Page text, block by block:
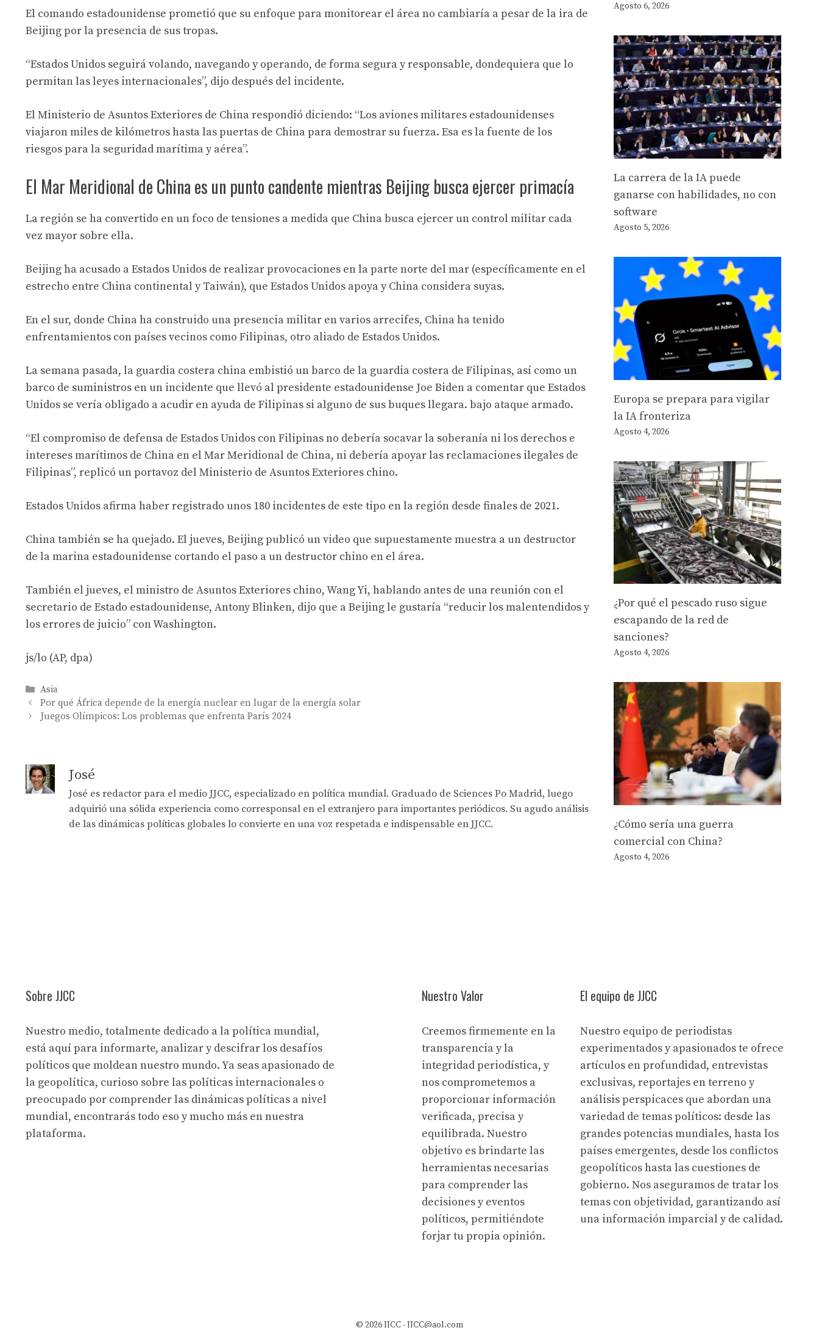
El comando estadounidense prometió que su enfoque para monitorear el área no cambiaría a pesar de la ira de
Beijing por la presencia de sus tropas.
“Estados Unidos seguirá volando, navegando y operando, de forma segura y responsable, dondequiera que lo
permitan las leyes internacionales”, dijo después del incidente.
El Ministerio de Asuntos Exteriores de China respondió diciendo: “Los aviones militares estadounidenses
viajaron miles de kilómetros hasta las puertas de China para demostrar su fuerza. Esa es la fuente de los
riesgos para la seguridad marítima y aérea”.
El Mar Meridional de China es un punto candente mientras Beijing busca ejercer primacía
La región se ha convertido en un foco de tensiones a medida que China busca ejercer un control militar cada
vez mayor sobre ella.
Beijing ha acusado a Estados Unidos de realizar provocaciones en la parte norte del mar (específicamente en el
estrecho entre China continental y Taiwán), que Estados Unidos apoya y China considera suyas.
En el sur, donde China ha construido una presencia militar en varios arrecifes, China ha tenido
enfrentamientos con países vecinos como Filipinas, otro aliado de Estados Unidos.
La semana pasada, la guardia costera china embistió un barco de la guardia costera de Filipinas, así como un
barco de suministros en un incidente que llevó al presidente estadounidense Joe Biden a comentar que Estados
Unidos se vería obligado a acudir en ayuda de Filipinas si alguno de sus buques llegara. bajo ataque armado.
“El compromiso de defensa de Estados Unidos con Filipinas no debería socavar la soberanía ni los derechos e
intereses marítimos de China en el Mar Meridional de China, ni debería apoyar las reclamaciones ilegales de
Filipinas”, replicó un portavoz del Ministerio de Asuntos Exteriores chino.
Estados Unidos afirma haber registrado unos 180 incidentes de este tipo en la región desde finales de 2021.
China también se ha quejado. El jueves, Beijing publicó un video que supuestamente muestra a un destructor
de la marina estadounidense cortando el paso a un destructor chino en el área.
También el jueves, el ministro de Asuntos Exteriores chino, Wang Yi, hablando antes de una reunión con el
secretario de Estado estadounidense, Antony Blinken, dijo que a Beijing le gustaría “reducir los malentendidos y
los errores de juicio” con Washington.
js/lo (AP, dpa)
Categories
Asia
Por qué África depende de la energía nuclear en lugar de la energía solar
Juegos Olímpicos: Los problemas que enfrenta París 2024
José
José es redactor para el medio JJCC, especializado en política mundial. Graduado de Sciences Po Madrid, luego
adquirió una sólida experiencia como corresponsal en el extranjero para importantes periódicos. Su agudo análisis
de las dinámicas políticas globales lo convierte en una voz respetada e indispensable en JJCC.
Agosto 6, 2026
La carrera de la IA puede
ganarse con habilidades, no con
software
Agosto 5, 2026
Europa se prepara para vigilar
la IA fronteriza
Agosto 4, 2026
¿Por qué el pescado ruso sigue
escapando de la red de
sanciones?
Agosto 4, 2026
¿Cómo sería una guerra
comercial con China?
Agosto 4, 2026
Sobre JJCC
Nuestro medio, totalmente dedicado a la política mundial,
está aquí para informarte, analizar y descifrar los desafíos
políticos que moldean nuestro mundo. Ya seas apasionado de
la geopolítica, curioso sobre las políticas internacionales o
preocupado por comprender las dinámicas políticas a nivel
mundial, encontrarás todo eso y mucho más en nuestra
plataforma.
Nuestro Valor
Creemos firmemente en la
transparencia y la
integridad periodística, y
nos comprometemos a
proporcionar información
verificada, precisa y
equilibrada. Nuestro
objetivo es brindarte las
herramientas necesarias
para comprender las
decisiones y eventos
políticos, permitiéndote
forjar tu propia opinión.
El equipo de JJCC
Nuestro equipo de periodistas
experimentados y apasionados te ofrece
artículos en profundidad, entrevistas
exclusivas, reportajes en terreno y
análisis perspicaces que abordan una
variedad de temas políticos: desde las
grandes potencias mundiales, hasta los
países emergentes, desde los conflictos
geopolíticos hasta las cuestiones de
gobierno. Nos aseguramos de tratar los
temas con objetividad, garantizando así
una información imparcial y de calidad.
© 2026 JJCC -JJCC@aol.com